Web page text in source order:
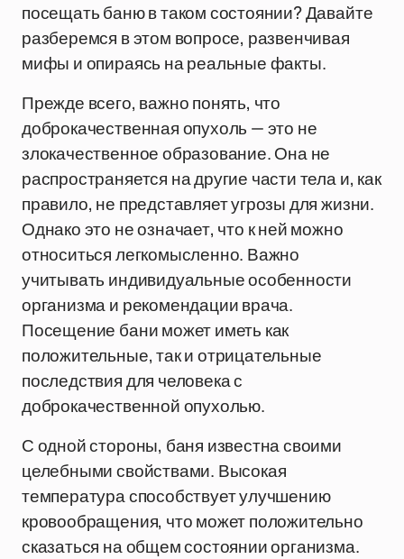
посещать баню в таком состоянии? Давайте
разберемся в этом вопросе, развенчивая
мифы и опираясь на реальные факты.
Прежде всего, важно понять, что
доброкачественная опухоль — это не
злокачественное образование. Она не
распространяется на другие части тела и, как
правило, не представляет угрозы для жизни.
Однако это не означает, что к ней можно
относиться легкомысленно. Важно
учитывать индивидуальные особенности
организма и рекомендации врача.
Посещение бани может иметь как
положительные, так и отрицательные
последствия для человека с
доброкачественной опухолью.
С одной стороны, баня известна своими
целебными свойствами. Высокая
температура способствует улучшению
кровообращения, что может положительно
сказаться на общем состоянии организма.